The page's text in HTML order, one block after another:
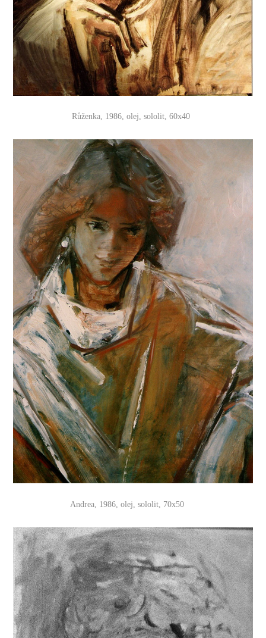
Růženka, 1986, olej, sololit, 60x40
Andrea, 1986, olej, sololit, 70x50